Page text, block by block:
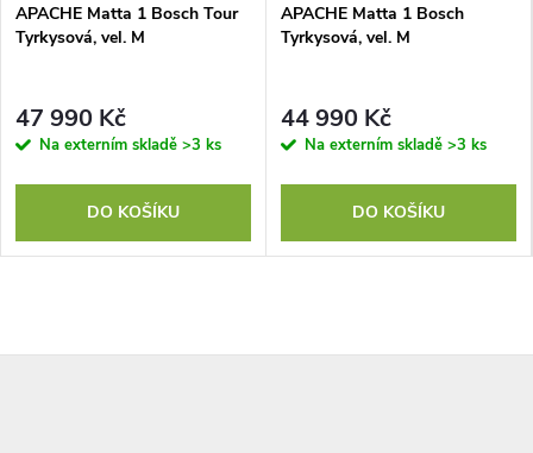
APACHE Matta 1 Bosch Tour
Tyrkysová, vel. M
47 990 Kč
Na externím skladě >3 ks
DO KOŠÍKU
APACHE Matta 1 Bosch
Tyrkysová, vel. M
44 990 Kč
Na externím skladě >3 ks
DO KOŠÍKU